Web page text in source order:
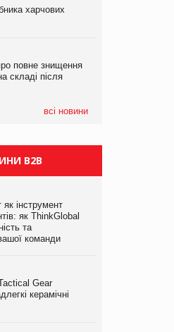
харчових
повне знищення
складі після
всі новини
харчових
повне знищення
складі після
харчових
повне знищення
складі після
B2B
як інструмент
як ThinkGlobal
та
команди
Gear
керамічні